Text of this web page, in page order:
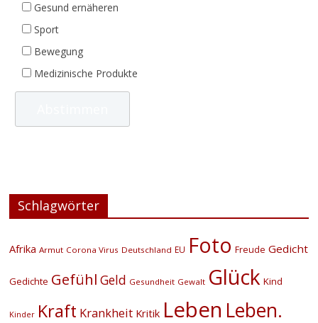
Gesund ernäheren
Sport
Bewegung
Medizinische Produkte
Schlagwörter
Afrika Armut Corona Virus Deutschland EU Foto Freude Gedicht
Gedichte Gefühl Geld Gesundheit Gewalt Glück Kind
Kinder Kraft Krankheit Kritik Leben Leben.